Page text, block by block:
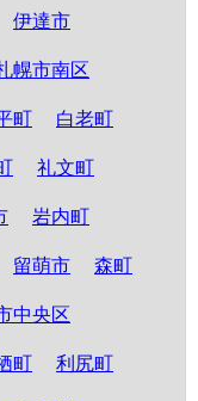
伊達市
幌市南区
町 白老町
礼文町
岩内町
留萌市 森町
中央区
町 利尻町